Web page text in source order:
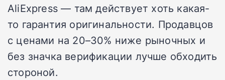
AliExpress — там действует хоть какая-
то гарантия оригинальности. Продавцов
с ценами на 20–30% ниже рыночных и
без значка верификации лучше обходить
стороной.